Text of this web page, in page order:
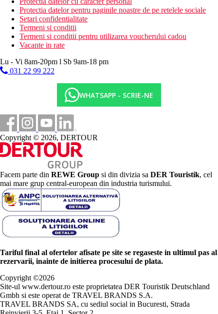
Protectia datelor pentru paginile noastre de pe retelele sociale
Setari confidentialitate
Termeni si conditii
Termeni si conditii pentru utilizarea voucherului cadou
Vacante in rate
Lu - Vi 8am-20pm l Sb 9am-18 pm
031 22 99 222
WHATSAPP - SCRIE-NE
Copyright © 2026, DERTOUR
Facem parte din REWE Group si din divizia sa DER Touristik, cel
mai mare grup central-european din industria turismului.
Tariful final al ofertelor afisate pe site se regaseste in ultimul pas al
rezervarii, inainte de initierea procesului de plata.
Copyright ©2026
Site-ul www.dertour.ro este proprietatea DER Touristik Deutschland
Gmbh si este operat de TRAVEL BRANDS S.A.
TRAVEL BRANDS SA, cu sediul social in Bucuresti, Strada